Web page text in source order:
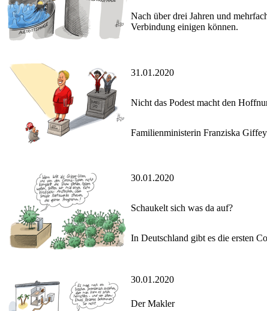
Nach über drei Jahren und
Verbindung einigen können.
31.01.2020
Nicht das Podest macht den
Familienministerin Franziska
30.01.2020
Schaukelt sich was da auf?
In Deutschland gibt es die ersten
30.01.2020
Der Makler